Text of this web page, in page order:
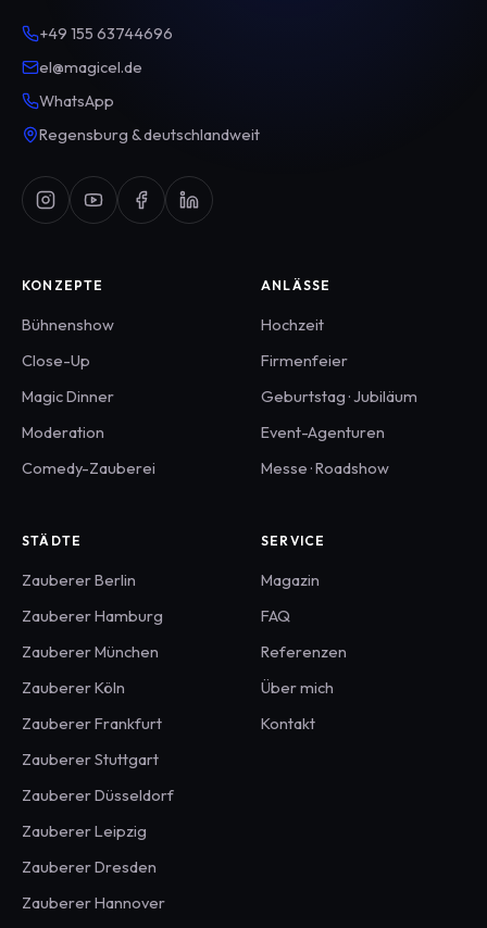
+49 155 63744696
el@magicel.de
WhatsApp
Regensburg & deutschlandweit
KONZEPTE
Bühnenshow
Close-Up
Magic Dinner
Moderation
Comedy-Zauberei
ANLÄSSE
Hochzeit
Firmenfeier
Geburtstag · Jubiläum
Event-Agenturen
Messe · Roadshow
STÄDTE
ZaubererBerlin
ZaubererHamburg
ZaubererMünchen
ZaubererKöln
ZaubererFrankfurt
ZaubererStuttgart
ZaubererDüsseldorf
ZaubererLeipzig
ZaubererDresden
ZaubererHannover
SERVICE
Magazin
FAQ
Referenzen
Über mich
Kontakt